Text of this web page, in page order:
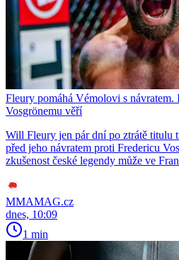
Fleury pomáhá Vémolovi s
Vosgrönemu věří
Will Fleury jen pár dní po ztrátě titulu
před jeho návratem proti Fredericu
zkušenost české legendy může ve
MMAMAG.cz
dnes, 10:09
1 min